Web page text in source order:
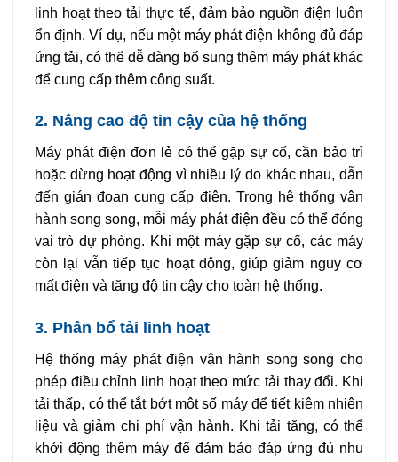
linh hoạt theo tải thực tế, đảm bảo nguồn điện luôn
ổn định. Ví dụ, nếu một máy phát điện không đủ đáp
ứng tải, có thể dễ dàng bổ sung thêm máy phát khác
để cung cấp thêm công suất.
2. Nâng cao độ tin cậy của hệ thống
Máy phát điện đơn lẻ có thể gặp sự cố, cần bảo trì
hoặc dừng hoạt động vì nhiều lý do khác nhau, dẫn
đến gián đoạn cung cấp điện. Trong hệ thống vận
hành song song, mỗi máy phát điện đều có thể đóng
vai trò dự phòng. Khi một máy gặp sự cố, các máy
còn lại vẫn tiếp tục hoạt động, giúp giảm nguy cơ
mất điện và tăng độ tin cậy cho toàn hệ thống.
3. Phân bổ tải linh hoạt
Hệ thống máy phát điện vận hành song song cho
phép điều chỉnh linh hoạt theo mức tải thay đổi. Khi
tải thấp, có thể tắt bớt một số máy để tiết kiệm nhiên
liệu và giảm chi phí vận hành. Khi tải tăng, có thể
khởi động thêm máy để đảm bảo đáp ứng đủ nhu